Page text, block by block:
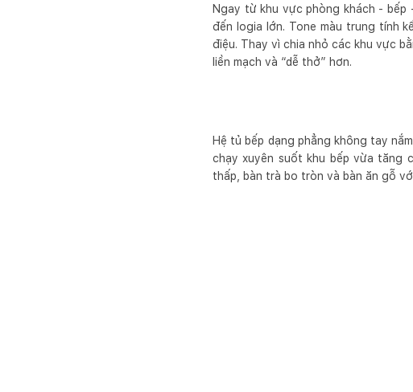
Ngay từ khu vực phòng khách -
đến logia lớn. Tone màu trung tính
điệu. Thay vì chia nhỏ các khu vực
liền mạch và “dễ thở” hơn.
Hệ tủ bếp dạng phẳng không tay
chạy xuyên suốt khu bếp vừa tăng
thấp, bàn trà bo tròn và bàn ăn gỗ